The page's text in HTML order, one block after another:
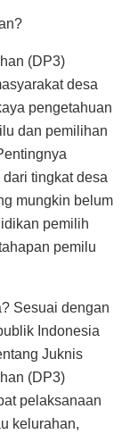
(DP3)
desa
pengetahuan
dan pemilihan
tingkat desa
mungkin belum
pemilih
pemilu
Sesuai dengan
Indonesia
Juknis
(DP3)
pelaksanaan
kelurahan,